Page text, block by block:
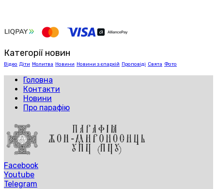
Категорії новин
Відео Діти Молитва Новини Новини з єпархій Проповіді Свята Фото
Головна
Контакти
Новини
Про парафію
Facebook
Youtube
Telegram